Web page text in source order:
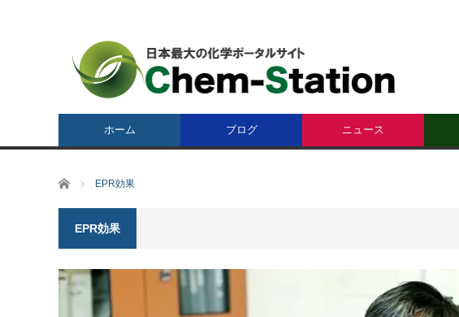
ホーム ブログ ニュース
ホーム EPR効果
EPR効果